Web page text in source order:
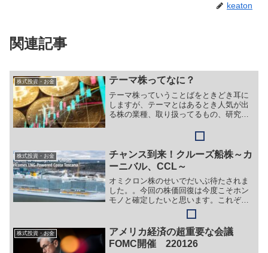
keaton
関連記事
株式投資・お金 テーマ株ってなに？
テーマ株っていうことばをときどき耳に
しますが、テーマとはあるとき人気が出
る株の業種、取り扱ってるもの、研究対
ます。要は人気が出るから株も上がると
予想されるため人気株としてもてはやさ
れます。
株式投資・お金
チャンス到来！クルーズ船株～カ
ーニバル、CCL～
オミクロン株のせいでだいぶ待たされま
した。。今回の株価回復は今度こそホン
モノと確定したいと思います。これぞチ
ャンス到来、チャンスの前髪をつかみに
株式投資・お金
アメリカ経済の超重要な会議
FOMC開催 220126